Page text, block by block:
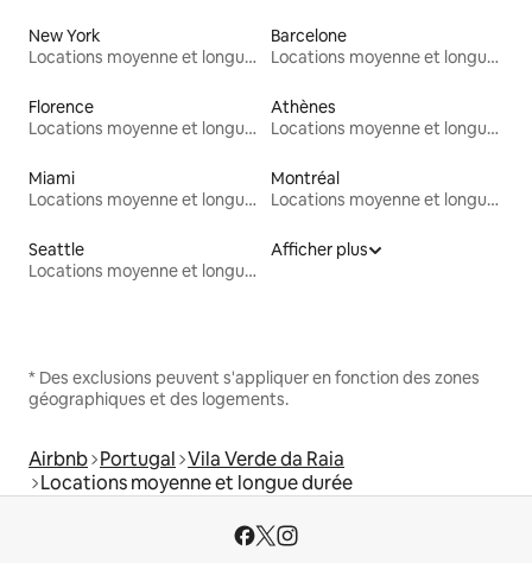
New York
Locations moyenne et longue durée
Barcelone
Locations moyenne et longue durée
Florence
Locations moyenne et longue durée
Athènes
Locations moyenne et longue durée
Miami
Locations moyenne et longue durée
Montréal
Locations moyenne et longue durée
Seattle
Locations moyenne et longue durée
Afficher plus
* Des exclusions peuvent s'appliquer en fonction des zones
géographiques et des logements.
Airbnb Portugal Vila Verde da Raia
Locations moyenne et longue durée